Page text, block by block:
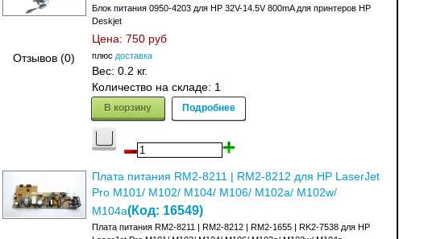
Отзывов (0)
Блок питания 0950-4203 для HP 32V-14.5V 800mA для принтеров HP
Deskjet
Цена: 750 руб
плюс доставка
Вес: 0.2 кг.
Количество на складе: 1
В корзину Подробнее
Плата питания RM2-8211 | RM2-8212 для HP LaserJet
Pro M101/ M102/ M104/ M106/ M102a/ M102w/
M104a(Код: 16549)
Плата питания RM2-8211 | RM2-8212 | RM2-1655 | RK2-7538 для HP